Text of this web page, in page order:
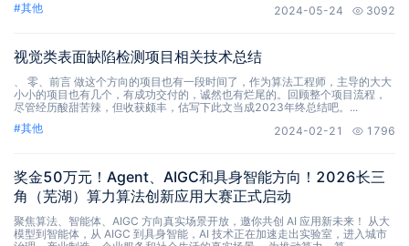
#其他 2024-05-24 3092
视觉类表面缺陷检测项目相关技术总结
、 零、前言 做这个方向的项目也有一段时间了，作为算法工程师，主导的大大
小小的项目也有几个，有成功交付的，诚然也有烂尾的。回顾整个项目流程，
尽管经历酸甜苦辣，但收获颇丰，估写下此文当成2023年终总结吧。...
#其他 2024-02-21 1796
奖金50万元！Agent、AIGC和具身智能方向！2026长三
角（芜湖）算力算法创新应用大赛正式启动
聚焦算法、智能体、AIGC 方向真实场景开放，邀你共创 AI 应用新未来！ 从大
模型到智能体，从 AIGC 到具身智能，AI 技术正在加速走出实验室，进入城市